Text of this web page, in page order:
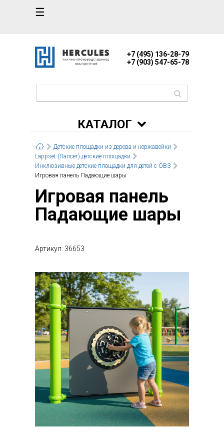
☰
+7 (495) 136-28-79
+7 (903) 547-65-78
КАТАЛОГ
Детские площадки из дерева и нержавейки
Lappset (Лапсет) детские площадки
Инклюзивные детские площадки для детей с ОВЗ
Игровая панель Падающие шары
Игровая панель
Падающие шары
Артикул: 36653